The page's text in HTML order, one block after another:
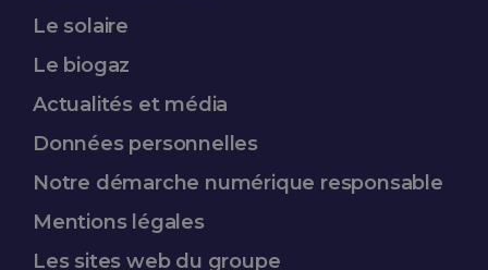
Le solaire
Le biogaz
Actualités et média
Données personnelles
Notre démarche numérique responsable
Mentions légales
Les sites web du groupe